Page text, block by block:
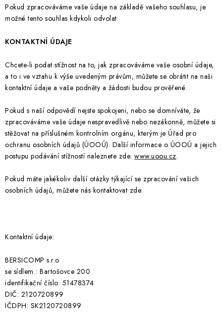
Pokud zpracováváme vaše údaje na základě vašeho souhlasu, je
možné tento souhlas kdykoli odvolat.
KONTAKTNÍ ÚDAJE
Chcete-li podat stížnost na to, jak zpracováváme vaše osobní údaje,
a to i ve vztahu k výše uvedeným právům, můžete se obrátit na naši
kontaktní údaje a vaše podněty a žádosti budou prověřené.
Pokud s naší odpovědí nejste spokojeni, nebo se domníváte, že
zpracováváme vaše údaje nespravedlivě nebo nezákonně, můžete si
stěžovat na příslušném kontrolním orgánu, kterým je Úřad pro
ochranu osobních údajů (ÚOOÚ). Další informace o ÚOOÚ a jejich
postupu podávání stížností naleznete zde: www.uoou.cz.
Pokud máte jakékoliv další otázky týkající se zpracování vašich
osobních údajů, můžete nás kontaktovat zde:
Kontaktní údaje:
BERSICOMP s.r.o
se sídlem : Bartošovce 200
identifikační číslo: 51478374
DIČ: 2120720899
IČDPH: SK2120720899